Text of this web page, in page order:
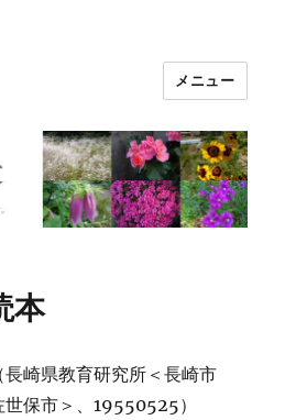
メニュー
本
長崎県教育研究所＜長崎市
保市＞、19550525）